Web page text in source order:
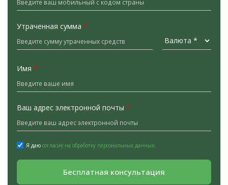
Утраченная сумма *
Имя *
Ваш адрес электронной почты *
Я даю согласие на обработку персональных данных.
Бесплатная консультация